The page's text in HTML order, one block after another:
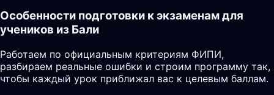
Особенности подготовки к экзаменам для
учеников из Бали
Работаем по официальным критериям ФИПИ,
разбираем реальные ошибки и строим программу так,
чтобы каждый урок приближал вас к целевым баллам.